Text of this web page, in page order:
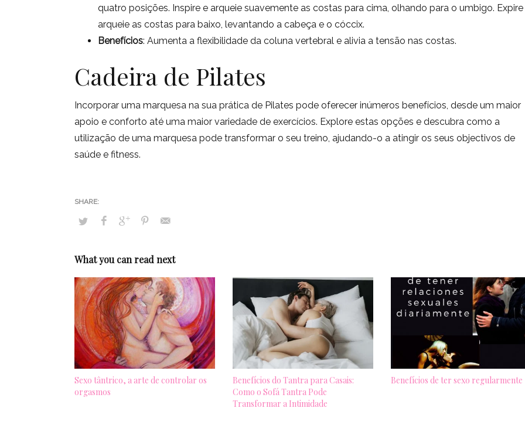
quatro posições. Inspire e arqueie suavemente as costas para cima, olhando para o umbigo. Expire
arqueie as costas para baixo, levantando a cabeça e o cóccix.
Benefícios: Aumenta a flexibilidade da coluna vertebral e alivia a tensão nas costas.
Cadeira de Pilates
Incorporar uma marquesa na sua prática de Pilates pode oferecer inúmeros benefícios, desde um maior
apoio e conforto até uma maior variedade de exercícios. Explore estas opções e descubra como a
utilização de uma marquesa pode transformar o seu treino, ajudando-o a atingir os seus objectivos de
saúde e fitness.
What you can read next
Sexo tântrico, a arte de controlar os
orgasmos
Benefícios do Tantra para Casais:
Como o Sofá Tantra Pode
Transformar a Intimidade
Benefícios de ter sexo regularmente